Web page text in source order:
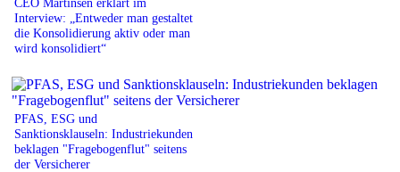
Interview: „Entweder man gestaltet
die Konsolidierung aktiv oder man
wird konsolidiert“
PFAS, ESG und
Sanktionsklauseln: Industriekunden
beklagen "Fragebogenflut" seitens
der Versicherer